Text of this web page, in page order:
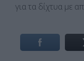
για τα δίχτυα με